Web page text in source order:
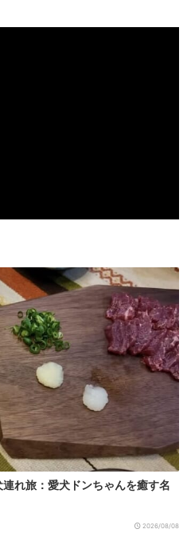
れ旅：愛犬ドンちゃんを癒す名
2026/08/08